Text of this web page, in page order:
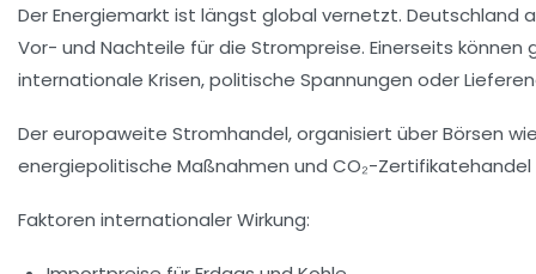
Der Energiemarkt ist längst global vernetzt.
Vor- und Nachteile für die Strompreise. Einerseits
internationale Krisen, politische Spannungen oder
Der europaweite Stromhandel, organisiert über Börsen
energiepolitische Maßnahmen und CO₂-
Faktoren internationaler Wirkung: